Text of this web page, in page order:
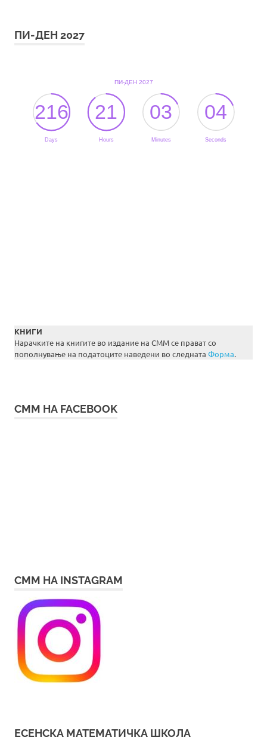
ПИ-ДЕН 2027
КНИГИ
Нарачките на книгите во издание на СММ се прават со
пополнување на податоците наведени во следната Форма.
СММ НА FACEBOOK
СММ НА INSTAGRAM
ЕСЕНСКА МАТЕМАТИЧКА ШКОЛА